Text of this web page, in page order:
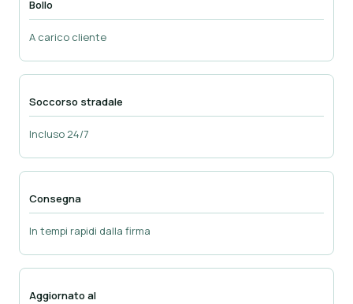
Bollo
A carico cliente
Soccorso stradale
Incluso 24/7
Consegna
In tempi rapidi dalla firma
Aggiornato al